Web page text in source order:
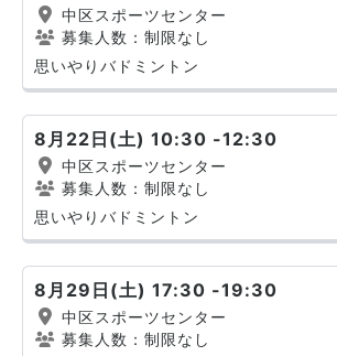
中区スポーツセンター
募集人数：制限なし
思いやりバドミントン
8月22日(土) 10:30 -12:30
中区スポーツセンター
募集人数：制限なし
思いやりバドミントン
8月29日(土) 17:30 -19:30
中区スポーツセンター
募集人数：制限なし